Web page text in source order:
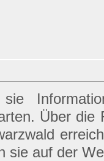
Über die
sie auf der